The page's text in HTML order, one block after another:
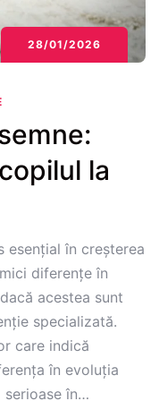
28/01/2026
la
esențial în creșterea
diferențe în
acestea sunt
specializată.
care indică
în evoluția
serioase în…